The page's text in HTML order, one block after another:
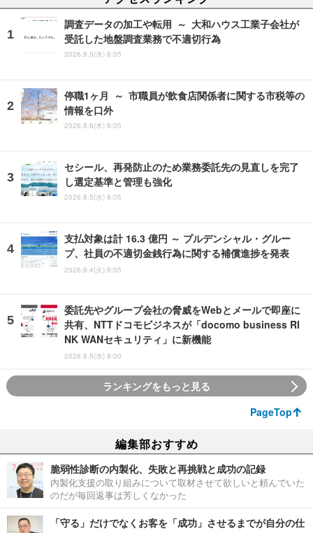
調査データの加工や転用 ～ 大和ハウス工業子会社が
受託した地盤調査業務で不適切行為
2026.8.5(水) 8:05
停職1ヶ月 ～ 市職員が飲食店関係者に関する市税等の
情報を口外
2026.8.6(木) 8:05
セシール、再発防止のため業務委託先の見直しを完了
し選定基準と管理も強化
2026.8.5(水) 8:05
支払対象は計 16.3 億円 ～ プルデンシャル・グルー
プ、社員の不適切金銭行為に関する補償進捗を発表
2026.8.4(火) 8:05
委託先やグループ会社の脅威をWebとメールで即座に
共有、NTTドコモビジネスが「docomo business RI
NK WANセキュリティ」に新機能
2026.8.5(水) 8:00
ランキングをもっと見る
PageTop
編集部おすすめ
脆弱性診断の内製化、失敗と再挑戦と成功の記録
内製化支援の取り組みについて取材させて欲しいと頼んでいた
のだが毎回返事は芳しくなかった
「守る」だけでなくお客を「成功」させるまでが自分の仕